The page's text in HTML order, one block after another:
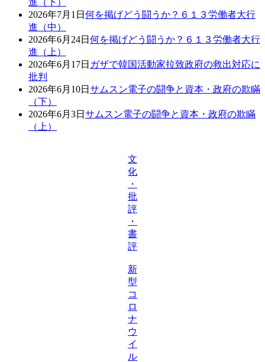
進（下）
2026年7月1日 何を掲げどう闘うか？６１３労働者大行
進（中）
2026年6月24日 何を掲げどう闘うか？６１３労働者大行
進（上）
2026年6月17日 ガザで韓国活動家拉致政府の救出対応に
批判
2026年6月10日 サムスン電子の闘争と資本・政府の欺瞞
（下）
2026年6月3日 サムスン電子の闘争と資本・政府の欺瞞
（上）
文
化
・
批
評
・
書
評
新
型
コ
ロ
ナ
ウ
イ
ル